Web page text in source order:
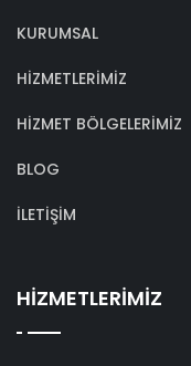
KURUMSAL
HİZMETLERİMİZ
HİZMET BÖLGELERİMİZ
BLOG
İLETİŞİM
HİZMETLERİMİZ